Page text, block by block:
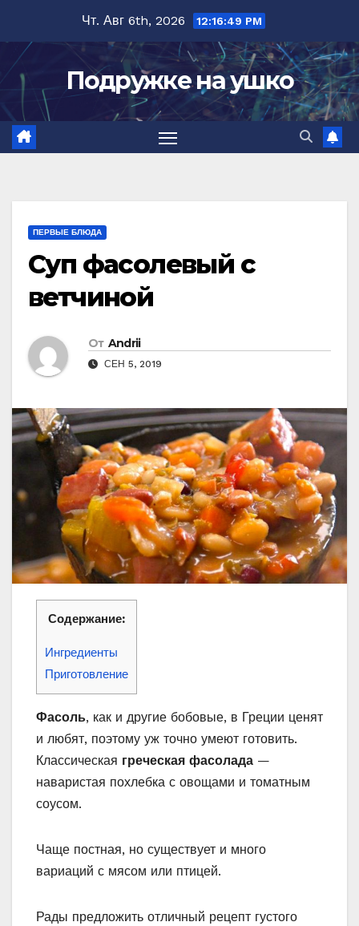
содержимому
Чт. Авг 6th, 2026 12:16:50 PM
Подружке на ушко
ПЕРВЫЕ БЛЮДА
Суп фасолевый с
ветчиной
От Andrii
СЕН 5, 2019
Содержание:
Ингредиенты
Приготовление
Фасоль, как и другие бобовые, в Греции ценят
и любят, поэтому уж точно умеют готовить.
Классическая греческая фасолада —
наваристая похлебка с овощами и томатным
соусом.
Чаще постная, но существует и много
вариаций с мясом или птицей.
Рады предложить отличный рецепт густого